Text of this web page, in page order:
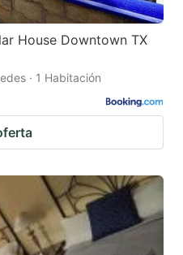
House Downtown TX
· 1 Habitación